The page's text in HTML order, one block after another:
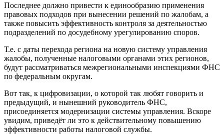
Последнее должно привести к единообразию применения
правовых подходов при вынесении решений по жалобам, а
также повысить эффективность контроля за деятельностью
подразделений по досудебному урегулированию споров.
Т.е. с даты перехода региона на новую систему управления
жалобы, полученные налоговыми органами этих регионов,
будут рассматриваться межрегиональными инспекциями ФНС
по федеральным округам.
Вот так, к цифровизации, о которой так любят говорить и
предыдущий, и нынешний руководитель ФНС,
присоединяется модернизации системы управления. Вскоре
увидим, приведёт ли это к действительному повышению
эффективности работы налоговой службы.